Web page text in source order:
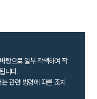
탕으로 일부 각색하여 작
니다.
관련 법령에 따른 조치